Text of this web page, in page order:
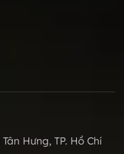
Hưng, TP. Hồ Chí